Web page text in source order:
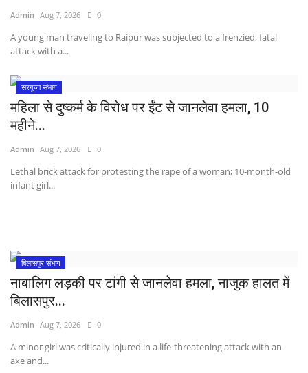
Admin Aug 7, 2026 0
A young man traveling to Raipur was subjected to a frenzied, fatal
attack with a...
सरगुजा संभाग
महिला से दुष्कर्म के विरोध पर ईंट से जानलेवा हमला, 10
महीने...
Admin Aug 7, 2026 0
Lethal brick attack for protesting the rape of a woman; 10-month-old
infant girl...
बिलासपुर संभाग
नाबालिग लड़की पर टांगी से जानलेवा हमला, नाजुक हालत में
बिलासपुर...
Admin Aug 7, 2026 0
A minor girl was critically injured in a life-threatening attack with an
axe and...